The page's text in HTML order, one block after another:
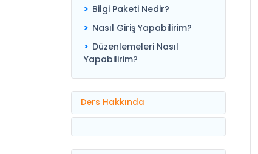
Bilgi Paketi Nedir?
Nasıl Giriş Yapabilirim?
Düzenlemeleri Nasıl
Yapabilirim?
Ders Hakkında